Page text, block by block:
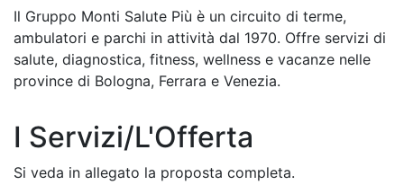
Il Gruppo Monti Salute Più è un circuito di terme,
ambulatori e parchi in attività dal 1970. Offre servizi di
salute, diagnostica, fitness, wellness e vacanze nelle
province di Bologna, Ferrara e Venezia.
I Servizi/L'Offerta
Si veda in allegato la proposta completa.